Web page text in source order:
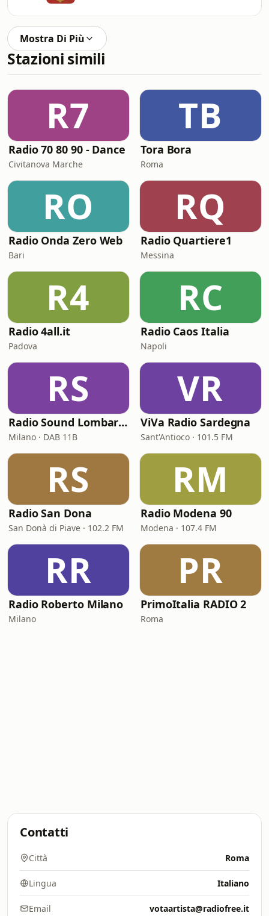
Mostra Di Più
Stazioni simili
R7
Radio 70 80 90 - Dance
Civitanova Marche
TB
Tora Bora
Roma
RO
Radio Onda Zero Web
Bari
RQ
Radio Quartiere1
Messina
R4
Radio 4all.it
Padova
RC
Radio Caos Italia
Napoli
RS
Radio Sound Lombardia
Milano · DAB 11B
VR
ViVa Radio Sardegna
Sant'Antioco · 101.5 FM
RS
Radio San Dona
San Donà di Piave · 102.2 FM
RM
Radio Modena 90
Modena · 107.4 FM
RR
Radio Roberto Milano
Milano
PR
PrimoItalia RADIO 2
Roma
Contatti
Città Roma
Lingua Italiano
Email votaartista@radiofree.it